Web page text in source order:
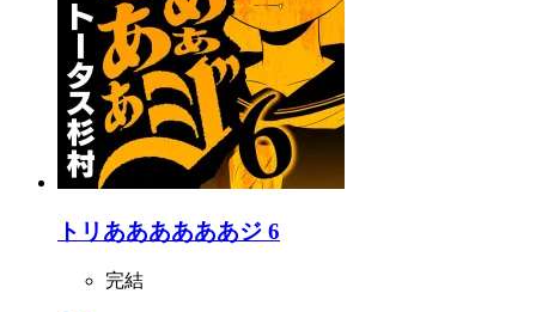
トリああああああジ 6
完結